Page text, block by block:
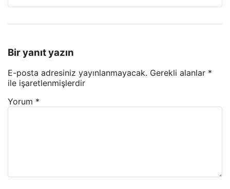
Bir yanıt yazın
E-posta adresiniz yayınlanmayacak. Gerekli alanlar *
ile işaretlenmişlerdir
Yorum *